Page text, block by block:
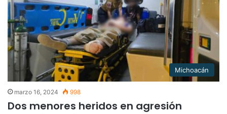
Michoacán
marzo 16, 2024 998
Dos menores heridos en agresión